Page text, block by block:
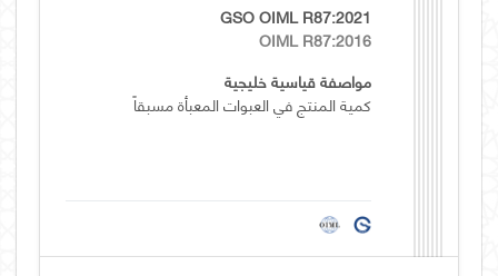
GSO OIML R87:2021
OIML R87:2016
مواصفة قياسية خليجية
كمية المنتج في العبوات المعبأة مسبقاً